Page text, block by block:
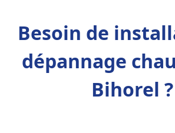
Besoin de
dépannage
Bihorel ?